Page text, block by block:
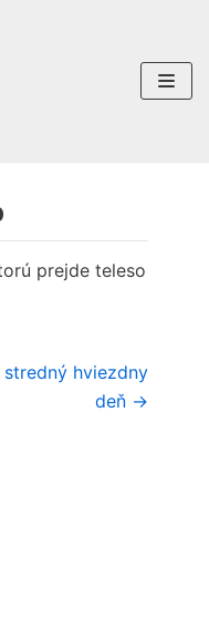
prejde teleso
stredný hviezdny
deň →